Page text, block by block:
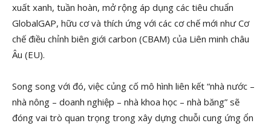
xuất xanh, tuần hoàn, mở rộng áp dụng các tiêu chuẩn
GlobalGAP, hữu cơ và thích ứng với các cơ chế mới như Cơ
chế điều chỉnh biên giới carbon (CBAM) của Liên minh châu
Âu (EU).
Song song với đó, việc củng cố mô hình liên kết “nhà nước –
nhà nông – doanh nghiệp – nhà khoa học – nhà băng” sẽ
đóng vai trò quan trọng trong xây dựng chuỗi cung ứng ổn